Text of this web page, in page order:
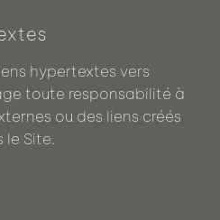
hypertextes vers
toute responsabilité à
ou des liens créés
le Site.